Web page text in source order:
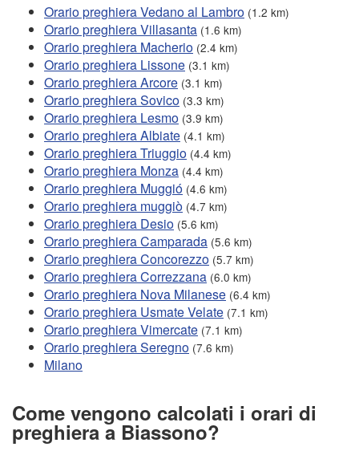
Orario preghiera Vedano al Lambro (1.2 km)
Orario preghiera Villasanta (1.6 km)
Orario preghiera Macherio (2.4 km)
Orario preghiera Lissone (3.1 km)
Orario preghiera Arcore (3.1 km)
Orario preghiera Sovico (3.3 km)
Orario preghiera Lesmo (3.9 km)
Orario preghiera Albiate (4.1 km)
Orario preghiera Triuggio (4.4 km)
Orario preghiera Monza (4.4 km)
Orario preghiera Muggió (4.6 km)
Orario preghiera muggiò (4.7 km)
Orario preghiera Desio (5.6 km)
Orario preghiera Camparada (5.6 km)
Orario preghiera Concorezzo (5.7 km)
Orario preghiera Correzzana (6.0 km)
Orario preghiera Nova Milanese (6.4 km)
Orario preghiera Usmate Velate (7.1 km)
Orario preghiera Vimercate (7.1 km)
Orario preghiera Seregno (7.6 km)
Milano
Come vengono calcolati i orari di
preghiera a Biassono?